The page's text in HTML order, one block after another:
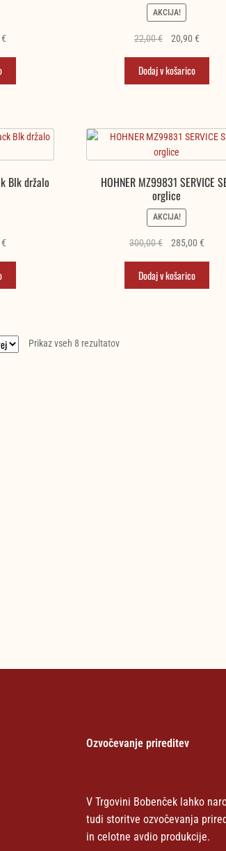
€
19,95 €.
AKCIJA!
22,00€
Izvirna
je
bila:
20,90 €
20,90 €.
Dodaj v košarico
Blk držalo
€
51,00 €.
HOHNER MZ99831 SERVICE
orglice
AKCIJA!
300,00€
Izvirna
je
bila:
285,00 €
Dodaj v košarico
Prikaz vseh 8 rezultatovRazvrščeno
Ozvočevanje prireditev
V Trgovini Bobenček lahko
tudi storitve ozvočevanja
in celotne avdio produkcije.